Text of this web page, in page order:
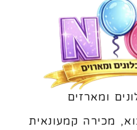
ומארזים
מכירה קמעונאית